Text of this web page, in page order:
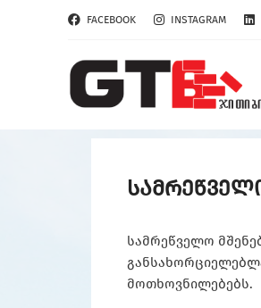
FACEBOOK INSTAGRAM
სამრეწველო
მოთხოვნილებებს.